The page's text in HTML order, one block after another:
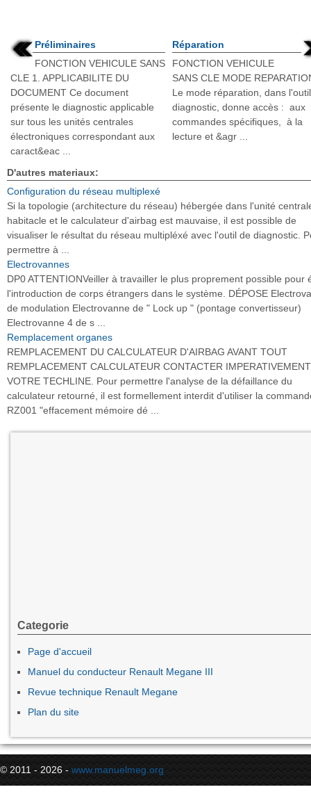
Préliminaires
FONCTION VEHICULE SANS
CLE 1. APPLICABILITE DU
DOCUMENT Ce document
présente le diagnostic applicable
sur tous les unités centrales
électroniques correspondant aux
caract&eac ...
Réparation
FONCTION VEHICULE
SANS CLE MODE
Le mode réparation, dans
diagnostic, donne accès : aux
commandes spécifiques, à la
lecture et &agr ...
D'autres materiaux:
Configuration du réseau multiplexé
Si la topologie (architecture du réseau) hébergée dans l'unité
habitacle et le calculateur d'airbag est mauvaise, il est possible de
visualiser le résultat du réseau multipléxé avec l'outil de diagnostic.
permettre à ...
Electrovannes
DP0 ATTENTIONVeiller à travailler le plus proprement possible pour
l'introduction de corps étrangers dans le système. DÉPOSE
de modulation Electrovanne de " Lock up " (pontage convertisseur)
Electrovanne 4 de s ...
Remplacement organes
REMPLACEMENT DU CALCULATEUR D'AIRBAG AVANT TOUT
REMPLACEMENT CALCULATEUR CONTACTER IMPERATIVEMENT
VOTRE TECHLINE. Pour permettre l'analyse de la défaillance du
calculateur retourné, il est formellement interdit d'utiliser la
RZ001 "effacement mémoire dé ...
Categorie
Page d'accueil
Manuel du conducteur Renault Megane III
Revue technique Renault Megane
Plan du site
© 2011 - 2026 - www.manuelmeg.org